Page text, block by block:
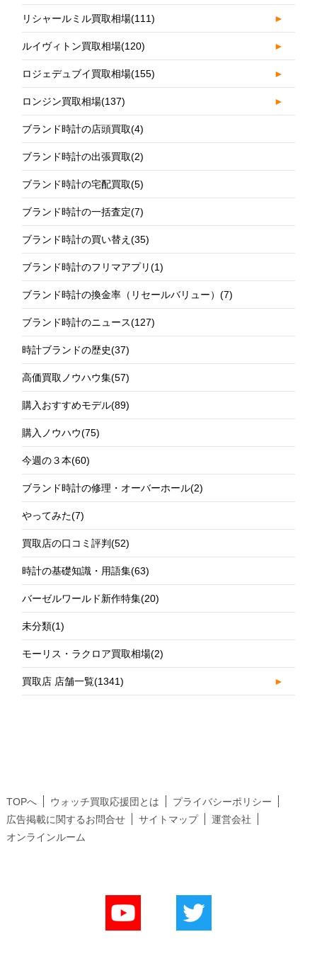
リシャールミル買取相場(111) ►
ルイヴィトン買取相場(120) ►
ロジェデュブイ買取相場(155) ►
ロンジン買取相場(137) ►
ブランド時計の店頭買取(4)
ブランド時計の出張買取(2)
ブランド時計の宅配買取(5)
ブランド時計の一括査定(7)
ブランド時計の買い替え(35)
ブランド時計のフリマアプリ(1)
ブランド時計の換金率（リセールバリュー）(7)
ブランド時計のニュース(127)
時計ブランドの歴史(37)
高価買取ノウハウ集(57)
購入おすすめモデル(89)
購入ノウハウ(75)
今週の３本(60)
ブランド時計の修理・オーバーホール(2)
やってみた(7)
買取店の口コミ評判(52)
時計の基礎知識・用語集(63)
バーゼルワールド新作特集(20)
未分類(1)
モーリス・ラクロア買取相場(2)
買取店 店舗一覧(1341) ►
TOPへ ウォッチ買取応援団とは
プライバシーポリシー
広告掲載に関するお問合せ
サイトマップ
運営会社
オンラインルーム